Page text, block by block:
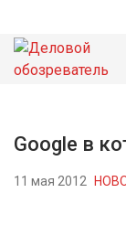
НОВОСТИ
Google в
11 мая 2012